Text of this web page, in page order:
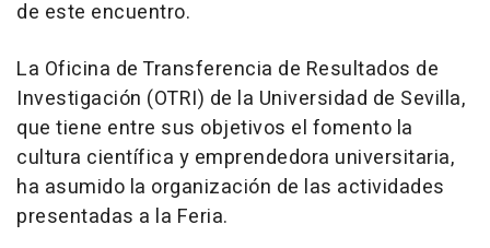
de este encuentro.
La Oficina de Transferencia de Resultados de
Investigación (OTRI) de la Universidad de Sevilla,
que tiene entre sus objetivos el fomento la
cultura científica y emprendedora universitaria,
ha asumido la organización de las actividades
presentadas a la Feria.